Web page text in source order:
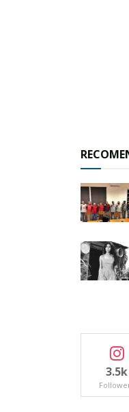
El mundo
Lo
Alá,
Y
políticos,
con sus
3.5k